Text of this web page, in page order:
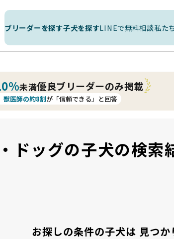
ブリーダーを探す子犬を探すLINEで無料相談私た
未満優良ブリーダーのみ掲載
獣医師の約8割が「信頼できる」と回答
ドッグの子犬の検索
お探しの条件の子犬は 見つか